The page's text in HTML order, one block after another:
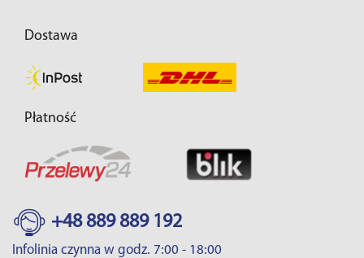
Dostawa
Płatność
+48 889 889 192
Infolinia czynna w godz. 7:00 - 18:00